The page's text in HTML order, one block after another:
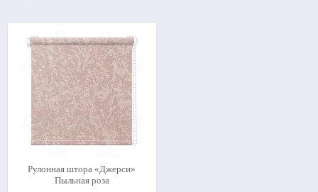
Рулонная штора «Джерси»
Пыльная роза